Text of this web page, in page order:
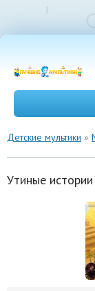
Детские мультики »
Утиные